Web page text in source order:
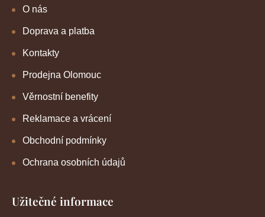
O nás
Doprava a platba
Kontakty
Prodejna Olomouc
Věrnostní benefity
Reklamace a vrácení
Obchodní podmínky
Ochrana osobních údajů
Užitečné informace